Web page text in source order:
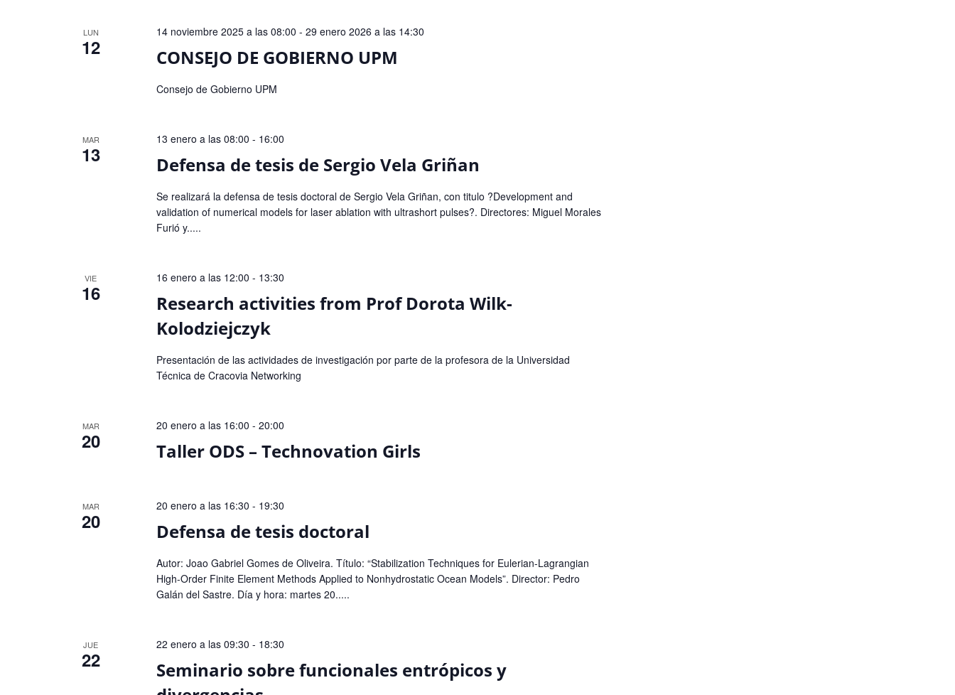
Eventos
LUN
12 CONSEJO DE GOBIERNO UPM
14 noviembre 2025 a las 08:00 - 29 enero 2026 a las 14:30
Consejo de Gobierno UPM
MAR
13 Defensa de tesis de Sergio Vela Griñan
13 enero a las 08:00 - 16:00
Se realizará la defensa de tesis doctoral de Sergio Vela Griñan, con titulo ?Development and
validation of numerical models for laser ablation with ultrashort pulses?. Directores: Miguel Morales
Furió y.....
VIE
16
Research activities from Prof Dorota Wilk-
Kolodziejczyk
16 enero a las 12:00 - 13:30
Presentación de las actividades de investigación por parte de la profesora de la Universidad
Técnica de Cracovia Networking
MAR
20 Taller ODS – Technovation Girls
20 enero a las 16:00 - 20:00
MAR
20 Defensa de tesis doctoral
20 enero a las 16:30 - 19:30
Autor: Joao Gabriel Gomes de Oliveira. Título: “Stabilization Techniques for Eulerian-Lagrangian
High-Order Finite Element Methods Applied to Nonhydrostatic Ocean Models”. Director: Pedro
Galán del Sastre. Día y hora: martes 20.....
JUE
22
Seminario sobre funcionales entrópicos y
22 enero a las 09:30 - 18:30